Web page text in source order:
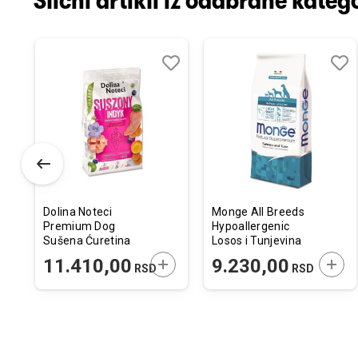
U KORPU
Dolina Noteci
Premium Dog
Sušena Ćuretina
11.410,00 RSDDODAJTE U KORPU
Monge All Breeds
Hypoallergenic
Losos i Tunjevina
9.230,00 RSD